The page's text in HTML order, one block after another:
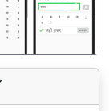
अगला